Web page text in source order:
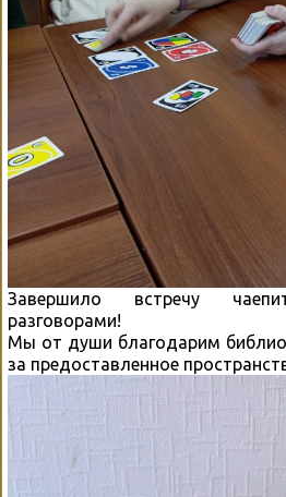
Завершило встречу
разговорами!
Мы от души благодарим
за предоставленное